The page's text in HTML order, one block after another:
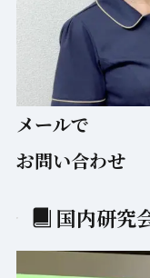
メールで
お問い合わせ
国内研究